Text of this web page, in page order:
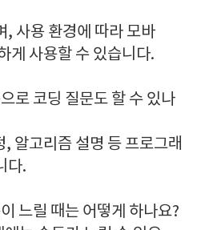
, 사용 환경에 따라 모바
게 사용할 수 있습니다.
로 코딩 질문도 할 수 있나
알고리즘 설명 등 프로그래
다.
느릴 때는 어떻게 하나요?